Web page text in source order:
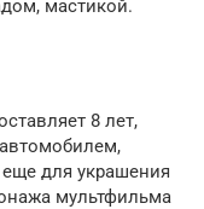
мастикой.
8 лет,
для украшения
мультфильма